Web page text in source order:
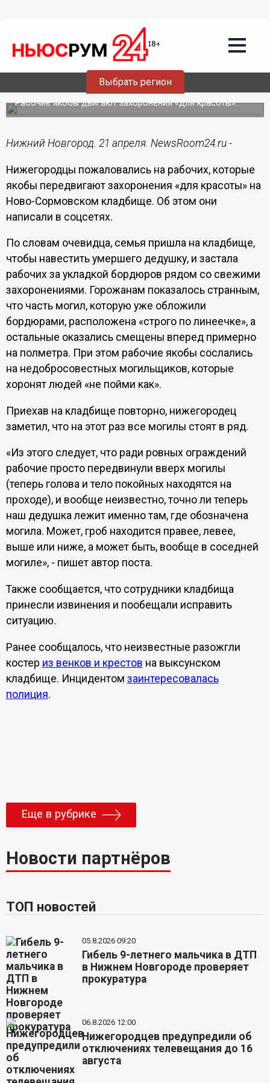
Выбрать регион
Нижегородцы пожаловались на
перемещение могил на Ново-
Сормовском кладбище
Рабочие якобы двигают захоронения «для красоты».
Нижний Новгород. 21 апреля. NewsRoom24.ru -
Нижегородцы пожаловались на рабочих, которые
якобы передвигают захоронения «для красоты» на
Ново-Сормовском кладбище. Об этом они
написали в соцсетях.
По словам очевидца, семья пришла на кладбище,
чтобы навестить умершего дедушку, и застала
рабочих за укладкой бордюров рядом со свежими
захоронениями. Горожанам показалось странным,
что часть могил, которую уже обложили
бордюрами, расположена «строго по линеечке», а
остальные оказались смещены вперед примерно
на полметра. При этом рабочие якобы сослались
на недобросовестных могильщиков, которые
хоронят людей «не пойми как».
Приехав на кладбище повторно, нижегородец
заметил, что на этот раз все могилы стоят в ряд.
«Из этого следует, что ради ровных ограждений
рабочие просто передвинули вверх могилы
(теперь голова и тело покойных находятся на
проходе), и вообще неизвестно, точно ли теперь
наш дедушка лежит именно там, где обозначена
могила. Может, гроб находится правее, левее,
выше или ниже, а может быть, вообще в соседней
могиле», - пишет автор поста.
Также сообщается, что сотрудники кладбища
принесли извинения и пообещали исправить
ситуацию.
Ранее сообщалось, что неизвестные разожгли
костер из венков и крестов на выксунском
кладбище. Инцидентом заинтересовалась
полиция.
Еще в рубрике
Новости партнёров
ТОП новостей
05.8.2026 09:20
Гибель 9-летнего мальчика в ДТП
в Нижнем Новгороде проверяет
прокуратура
06.8.2026 12:00
Нижегородцев предупредили об
отключениях телевещания до 16
августа